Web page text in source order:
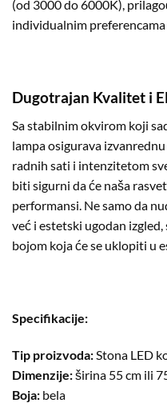
(od 3000 do 6000K),
individualnim
Dugotrajan Kvalitet i
Sa stabilnim okvirom koji
lampa osigurava
radnih sati i intenzitetom
biti sigurni da će naša
performansi. Ne samo da
već i estetski ugodan
bojom koja će se uklopiti u
Specifikacije:
Tip proizvoda:Stona LED
Dimenzije:širina 55 cm ili
Boja: bela